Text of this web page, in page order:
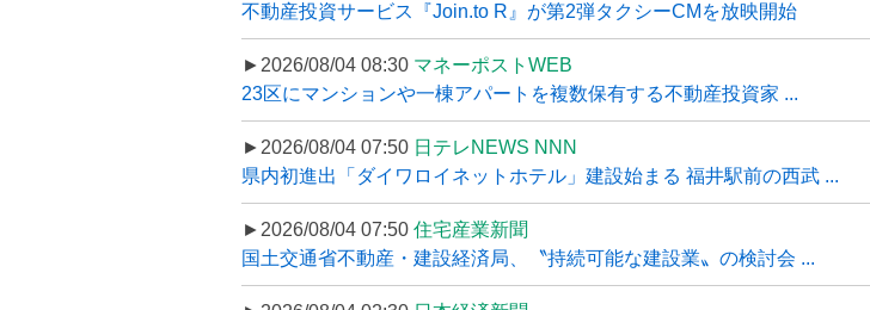
不動産投資サービス『Join.to R』が第2弾タクシーCMを放映開始
►2026/08/04 08:30 マネーポストWEB
23区にマンションや一棟アパートを複数保有する不動産投資家 ...
►2026/08/04 07:50 日テレNEWS NNN
県内初進出「ダイワロイネットホテル」建設始まる 福井駅前の西武 ...
►2026/08/04 07:50 住宅産業新聞
国土交通省不動産・建設経済局、〝持続可能な建設業〟の検討会 ...